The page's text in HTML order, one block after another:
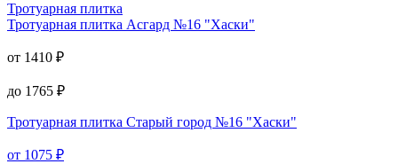
Тротуарная плитка
Тротуарная плитка Асгард №16 "Хаски"
от 1410 ₽
до 1765 ₽
Тротуарная плитка Старый город №16 "Хаски"
от 1075 ₽